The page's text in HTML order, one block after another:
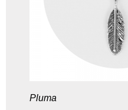
Pluma